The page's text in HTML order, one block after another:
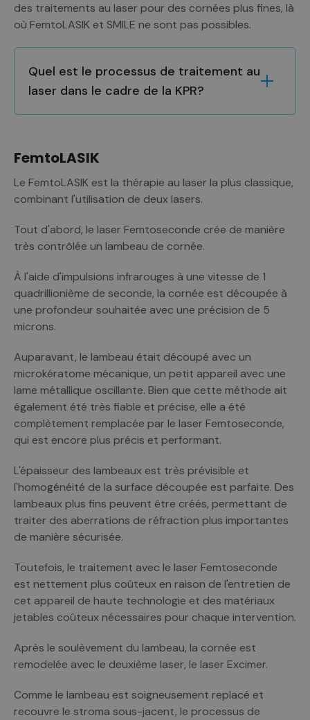
des traitements au laser pour des cornées plus fines, là
où FemtoLASIK et SMILE ne sont pas possibles.
Quel est le processus de traitement au
laser dans le cadre de la KPR?
FemtoLASIK
Le FemtoLASIK est la thérapie au laser la plus classique,
combinant l'utilisation de deux lasers.
Tout d'abord, le laser Femtoseconde crée de manière
très contrôlée un lambeau de cornée.
À l'aide d'impulsions infrarouges à une vitesse de 1
quadrillionième de seconde, la cornée est découpée à
une profondeur souhaitée avec une précision de 5
microns.
Auparavant, le lambeau était découpé avec un
microkératome mécanique, un petit appareil avec une
lame métallique oscillante. Bien que cette méthode ait
également été très fiable et précise, elle a été
complètement remplacée par le laser Femtoseconde,
qui est encore plus précis et performant.
L'épaisseur des lambeaux est très prévisible et
l'homogénéité de la surface découpée est parfaite. Des
lambeaux plus fins peuvent être créés, permettant de
traiter des aberrations de réfraction plus importantes
de manière sécurisée.
Toutefois, le traitement avec le laser Femtoseconde
est nettement plus coûteux en raison de l'entretien de
cet appareil de haute technologie et des matériaux
jetables coûteux nécessaires pour chaque intervention.
Après le soulèvement du lambeau, la cornée est
remodelée avec le deuxième laser, le laser Excimer.
Comme le lambeau est soigneusement replacé et
recouvre le stroma sous-jacent, le processus de